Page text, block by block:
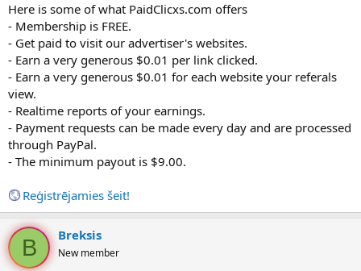
Here is some of what PaidClicxs.com offers
- Membership is FREE.
- Get paid to visit our advertiser's websites.
- Earn a very generous $0.01 per link clicked.
- Earn a very generous $0.01 for each website your referals
view.
- Realtime reports of your earnings.
- Payment requests can be made every day and are processed
through PayPal.
- The minimum payout is $9.00.
Reģistrējamies šeit!
B Breksis
New member